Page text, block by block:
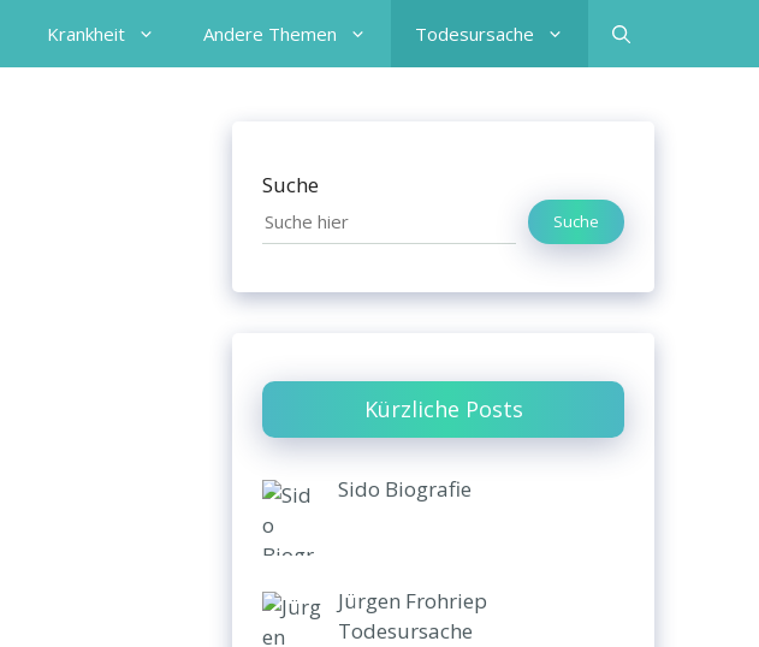
Krankheit Andere Themen Todesursache
Suche
Suche
Kürzliche Posts
Sido Biografie
Jürgen Frohriep
Todesursache